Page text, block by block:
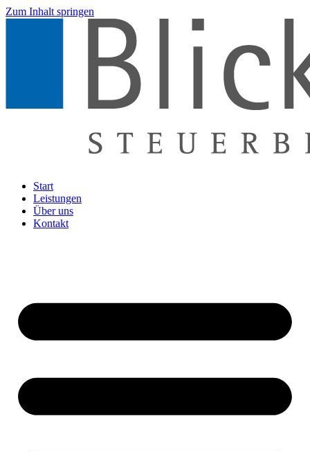
Zum Inhalt springen
Start
Leistungen
Über uns
Kontakt